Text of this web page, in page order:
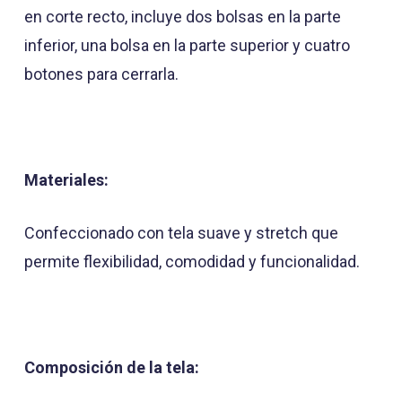
en corte recto, incluye dos bolsas en la parte
inferior, una bolsa en la parte superior y cuatro
botones para cerrarla.
Materiales:
Confeccionado con tela suave y stretch que
permite flexibilidad, comodidad y funcionalidad.
Composición de la tela: